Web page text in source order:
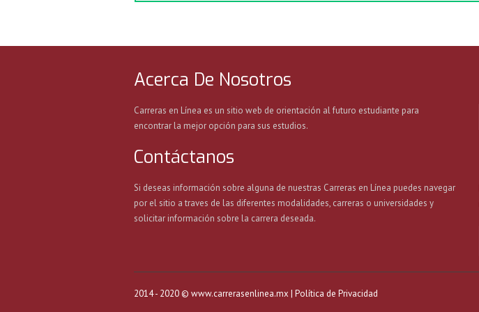
Acerca De Nosotros
Carreras en Línea es un sitio web de orientación al futuro estudiante para
encontrar la mejor opción para sus estudios.
Contáctanos
Si deseas información sobre alguna de nuestras Carreras en Línea puedes navegar
por el sitio a traves de las diferentes modalidades, carreras o universidades y
solicitar información sobre la carrera deseada.
2014 - 2020 © www.carrerasenlinea.mx | Política de Privacidad